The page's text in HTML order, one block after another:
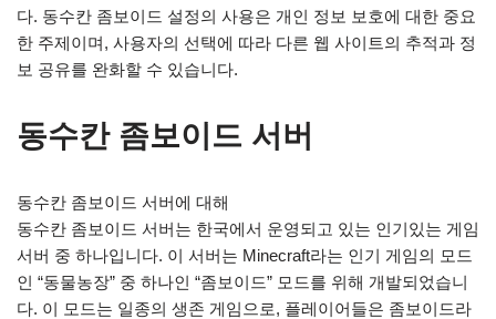
다. 동수칸 좀보이드 설정의 사용은 개인 정보 보호에 대한 중요
한 주제이며, 사용자의 선택에 따라 다른 웹 사이트의 추적과 정
보 공유를 완화할 수 있습니다.
동수칸 좀보이드 서버
동수칸 좀보이드 서버에 대해
동수칸 좀보이드 서버는 한국에서 운영되고 있는 인기있는 게임
서버 중 하나입니다. 이 서버는 Minecraft라는 인기 게임의 모드
인 “동물농장” 중 하나인 “좀보이드” 모드를 위해 개발되었습니
다. 이 모드는 일종의 생존 게임으로, 플레이어들은 좀보이드라